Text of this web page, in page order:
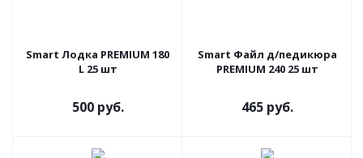
Smart Лодка PREMIUM 180
L 25 шт
500 руб.
Smart Файл д/педикюра
PREMIUM 240 25 шт
465 руб.